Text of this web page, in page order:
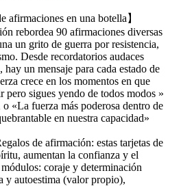
afirmaciones en una botella】
rebordea 90 afirmaciones diversas
un grito de guerra por resistencia,
Desde recordatorios audaces
hay un mensaje para cada estado de
crece en los momentos en que
pero sigues yendo de todos modos »
«La fuerza más poderosa dentro de
en nuestra capacidad»
de afirmación: estas tarjetas de
aumentan la confianza y el
coraje y determinación
y autoestima (valor propio),